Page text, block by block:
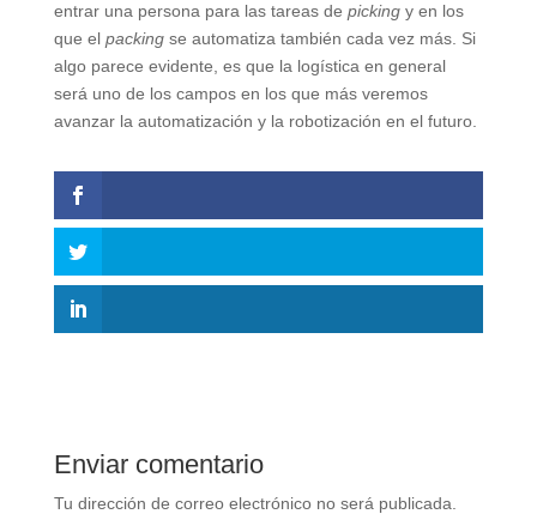
entrar una persona para las tareas de pickingy en los
que el packingse automatiza también cada vez más. Si
algo parece evidente, es que la logística en general
será uno de los campos en los que más veremos
avanzar la automatización y la robotización en el futuro.
Enviar comentario
Tu dirección de correo electrónico no será publicada.